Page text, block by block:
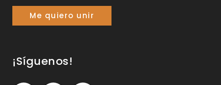
Me quiero unir
¡Síguenos!